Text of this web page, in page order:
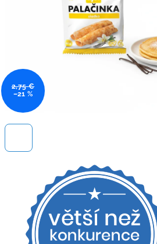
2,75 €
–21 %